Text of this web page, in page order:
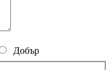
Добър